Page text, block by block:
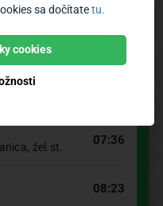
Podľa čísla
žel.st. 07:36
08:23
sa dočítatetu.
cookies